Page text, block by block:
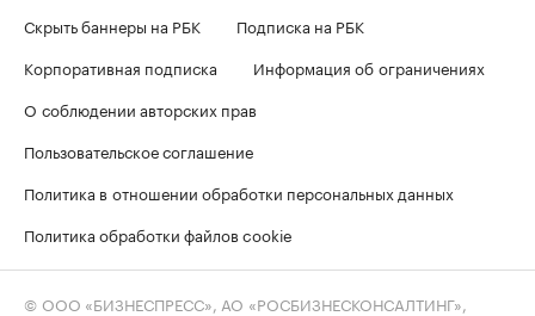
Скрыть баннеры на РБК
Подписка на РБК
Корпоративная подписка
Информация об ограничениях
О соблюдении авторских прав
Пользовательское соглашение
Политика в отношении обработки персональных данных
Политика обработки файлов cookie
© ООО «БИЗНЕСПРЕСС», АО «РОСБИЗНЕСКОНСАЛТИНГ»,